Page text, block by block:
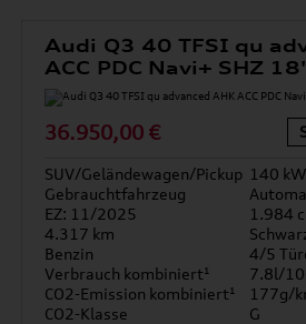
Audi Q3 40 TFSI qu
ACC PDC Navi+ SHZ
36.950,00 €
SUV/Geländewagen/Pickup 140
Gebrauchtfahrzeug
EZ: 11/2025
1.984
4.317 km
Benzin
4/5
Verbrauch kombiniert¹
7.8l/
CO2-Emission kombiniert¹
177g/
CO2-Klasse
G